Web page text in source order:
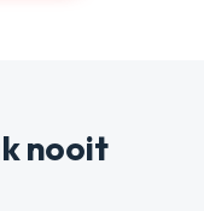
nooit